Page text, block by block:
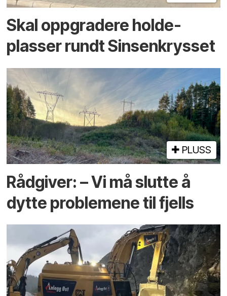
Skal oppgradere holde­
plasser rundt Sinsenkrysset
PLUSS
Rådgiver: – Vi må slutte å
dytte problemene til fjells